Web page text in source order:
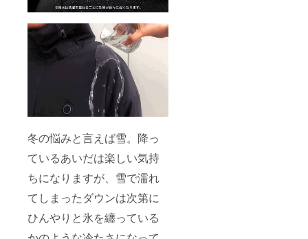
冬の悩みと言えば雪。降っ
ているあいだは楽しい気持
ちになりますが、雪で濡れ
てしまったダウンは次第に
ひんやりと氷を纏っている